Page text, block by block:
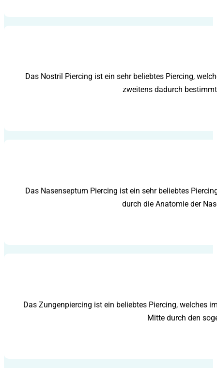
Das Nostril Piercing ist ein sehr beliebtes Piercing,
zweitens dadurch
Das Nasenseptum Piercing ist ein sehr beliebtes
durch die Anatomie der
Das Zungenpiercing ist ein beliebtes Piercing, welches
Mitte durch den